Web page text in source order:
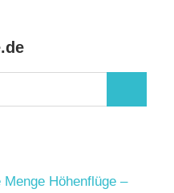
Höhenflüge –